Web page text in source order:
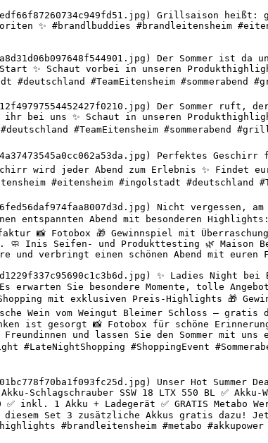
Grillsaison heißt:
✨ #brandlbuddies #brandleitensheim
Der Sommer ist
✨ Schaut vorbei in unseren
#deutschland #TeamEitensheim
Der Sommer
bei uns ✨ Schaut in unseren
#TeamEitensheim #sommerabend
Perfektes Geschirr
wird jeder Abend zum Erlebnis ✨ Findet
#eitensheim #ingolstadt #deutschland
Nicht vergessen,
Abend mit besonderen
📸 Fotobox 🎁 Gewinnspiel mit
Inis Seifen- und Produkttesting 🌿 Maison
und verbringt einen schönen Abend mit euren
✨ Ladies Night
erwarten Sie besondere Momente, tolle
mit exklusiven Preis-Highlights 🎁
Wein vom Weingut Bleimer Schloss –
ist gesorgt 📸 Fotobox für schöne
und lassen Sie den Sommer mit
#ShoppingEvent
Unser Hot Summer Deal
SSW 18 LTX 550 BL ✅ Akku-
✅ inkl. 1 Akku + Ladegerät ✅ GRATIS Metabo
diesem Set 3 zusätzliche Akkus gratis dazu!
#brandleitensheim #metabo #akkupower